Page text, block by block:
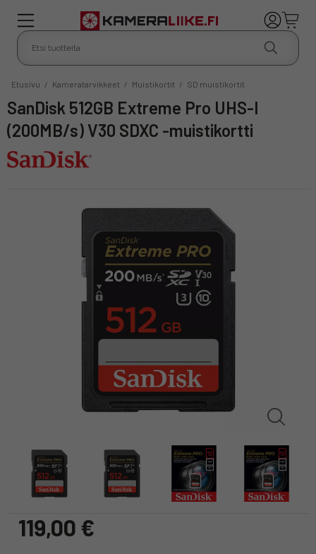
Etusivu / Kameratarvikkeet / Muistikortit / SD muistikortit
SanDisk 512GB Extreme Pro UHS-I
(200MB/s) V30 SDXC -muistikortti
119,00 €